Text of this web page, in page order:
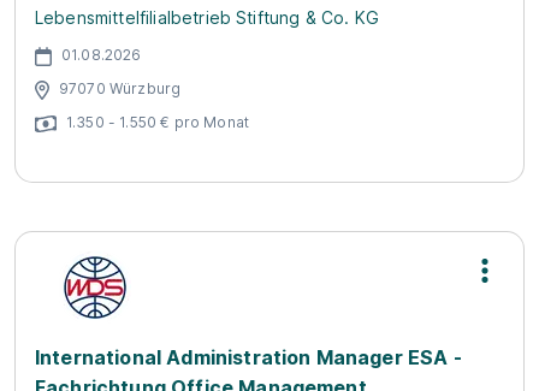
Lebensmittelfilialbetrieb Stiftung & Co. KG
01.08.2026
97070 Würzburg
1.350 - 1.550 € pro Monat
International Administration Manager ESA -